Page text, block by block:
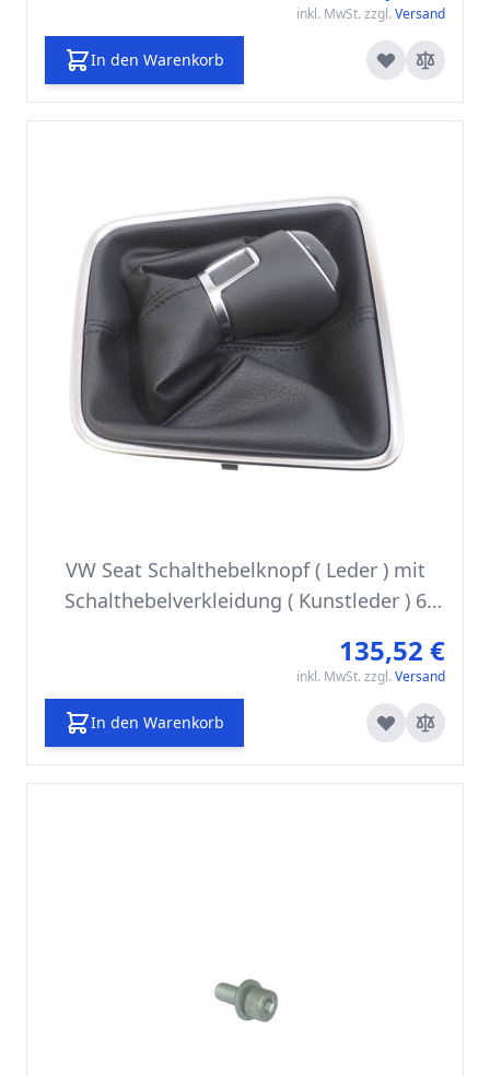
inkl. MwSt. zzgl. Versand
In den Warenkorb
VW Seat Schalthebelknopf ( Leder ) mit
Schalthebelverkleidung ( Kunstleder ) 6
135,52 €
inkl. MwSt. zzgl. Versand
In den Warenkorb